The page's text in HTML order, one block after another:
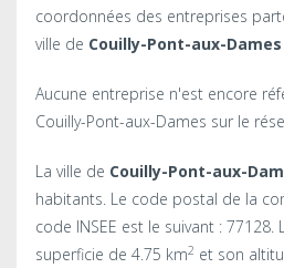
coordonnées des entreprises
ville de Couilly-Pont-aux-Dames
Aucune entreprise n'est encore
Couilly-Pont-aux-Dames sur le
La ville de Couilly-Pont-aux-
habitants. Le code postal de la
code INSEE est le suivant : 77128.
superficie de 4.75 km2 et son